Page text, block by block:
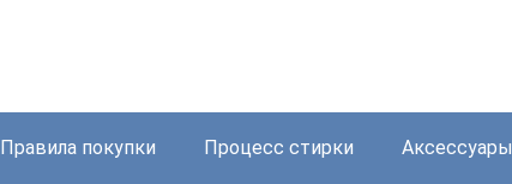
Правила покупки Процесс стирки Аксессуары